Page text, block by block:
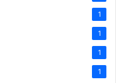
1
1
1
1